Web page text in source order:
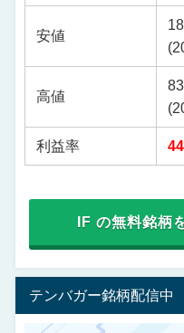
安値
高値
利益率
IF の無料銘柄
テンバガー銘柄配信中